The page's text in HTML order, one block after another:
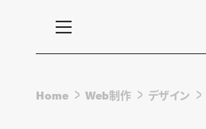
Home Web制作 デザイン